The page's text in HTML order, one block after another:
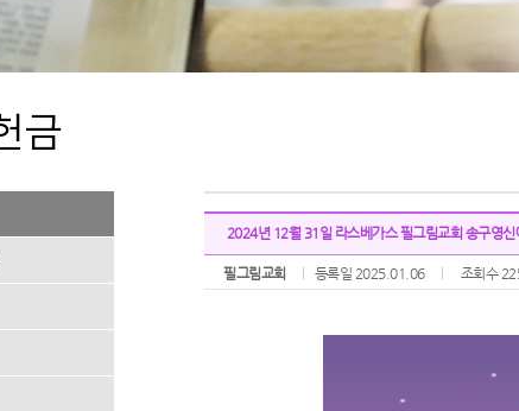
2024년 12월 31일 라스베가스 필그림교회 송구영신
필그림교회 등록일 2025.01.06 조회수